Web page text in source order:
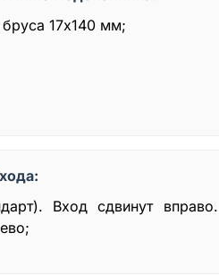
17х140 мм;
Вход сдвинут вправо.